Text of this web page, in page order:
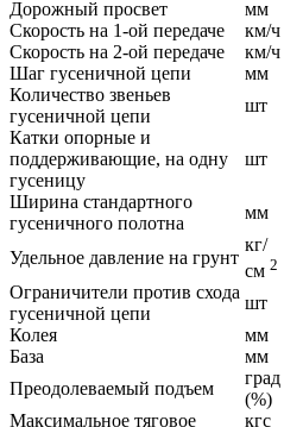
Дорожный просвет
мм
Скорость на 1-ой передаче
км/ч
Скорость на 2-ой передаче
км/ч
Шаг гусеничной цепи
мм
Количество звеньев
гусеничной цепи
шт
Катки опорные и
поддерживающие, на одну
гусеницу
шт
Ширина стандартного
гусеничного полотна
мм
Удельное давление на грунт
кг/
см 2
Ограничители против схода
гусеничной цепи
шт
Колея
мм
База
мм
Преодолеваемый подъем
град
(%)
Максимальное тяговое
кгс